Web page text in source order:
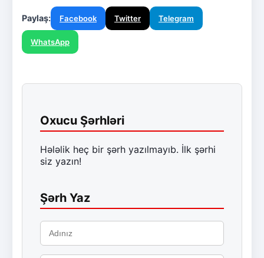
Paylaş: Facebook Twitter Telegram
WhatsApp
Oxucu Şərhləri
Hələlik heç bir şərh yazılmayıb. İlk şərhi
siz yazın!
Şərh Yaz